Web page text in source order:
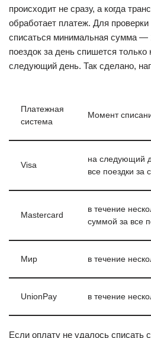
происходит не сразу, а когда
обработает платеж. Для
списаться минимальная сумма —
поездок за день спишется только
следующий день. Так сделано,
Платежная
система
Момент
Visa
на следующий
все поездки за
Mastercard
в течение
суммой за все
Мир в течение
UnionPay в течение
Если оплату не удалось списать